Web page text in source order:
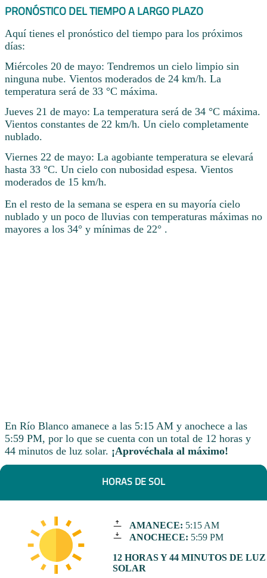
PRONÓSTICO DEL TIEMPO A LARGO PLAZO
Aquí tienes el pronóstico del tiempo para los próximos
días:
Miércoles 20 de mayo: Tendremos un cielo limpio sin
ninguna nube. Vientos moderados de 24 km/h. La
temperatura será de 33 °C máxima.
Jueves 21 de mayo: La temperatura será de 34 °C máxima.
Vientos constantes de 22 km/h. Un cielo completamente
nublado.
Viernes 22 de mayo: La agobiante temperatura se elevará
hasta 33 °C. Un cielo con nubosidad espesa. Vientos
moderados de 15 km/h.
En el resto de la semana se espera en su mayoría cielo
nublado y un poco de lluvias con temperaturas máximas no
mayores a los 34° y mínimas de 22° .
En Río Blanco amanece a las 5:15 AM y anochece a las
5:59 PM, por lo que se cuenta con un total de 12 horas y
44 minutos de luz solar. ¡Aprovéchala al máximo!
HORAS DE SOL
AMANECE: 5:15 AM
ANOCHECE: 5:59 PM
12 HORAS Y 44 MINUTOS DE LUZ
SOLAR